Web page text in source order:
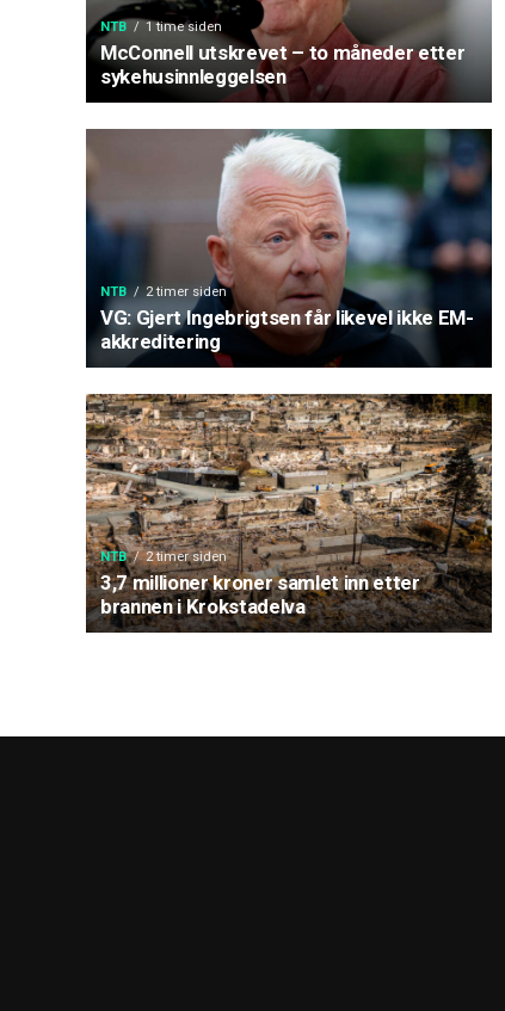
NTB 1 time siden
McConnell utskrevet – to måneder etter
sykehusinnleggelsen
NTB 2 timer siden
VG: Gjert Ingebrigtsen får likevel ikke EM-
akkreditering
NTB 2 timer siden
3,7 millioner kroner samlet inn etter
brannen i Krokstadelva